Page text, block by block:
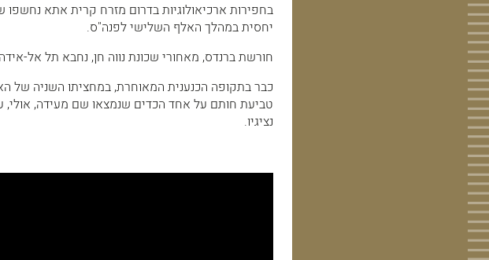
בחפירות ארכיאולוגיות בדרום מזרח קרית אתא
יחסית במהלך האלף השלישי לפנה"ס.
חורשת ברנדס, מאחורי שכונת נווה חן, נחבא תל אל-
כבר בתקופה הכנענית המאוחרת, במחציתו השניה
טביעת חותם על אחד הכדים שנמצאו שם מעידה, אולי,
נציגיו.